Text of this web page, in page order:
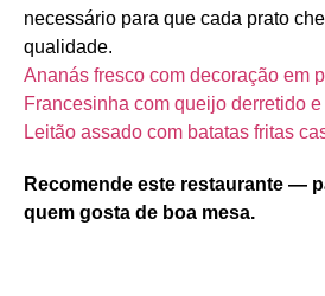
necessário para que cada prato
qualidade.
Ananás fresco com decoração em
Francesinha com queijo derretido
Leitão assado com batatas fritas
Recomende este restaurante —
quem gosta de boa mesa.